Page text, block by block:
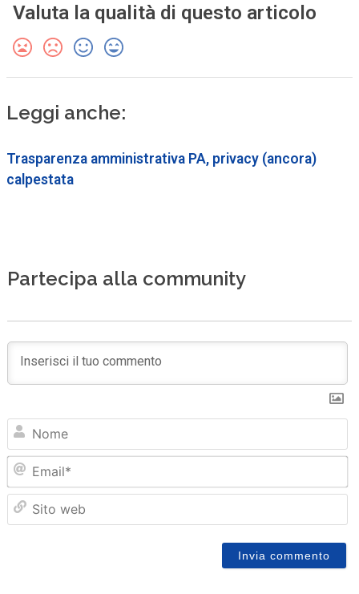
Valuta la qualità di questo articolo
Leggi anche:
Trasparenza amministrativa PA, privacy (ancora)
calpestata
Partecipa alla community